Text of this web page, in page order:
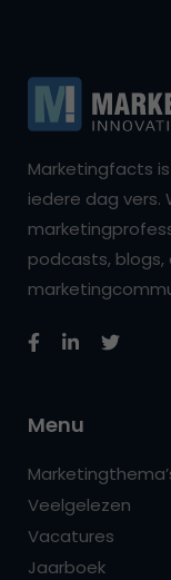
Marketingfacts
iedere dag vers.
podcasts, blogs,
Menu
Veelgelezen
Vacatures
Jaarboek